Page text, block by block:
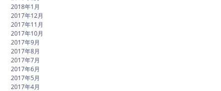
2018年1月
2017年12月
2017年11月
2017年10月
2017年9月
2017年8月
2017年7月
2017年6月
2017年5月
2017年4月